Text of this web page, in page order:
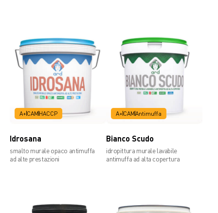
A+ CAM HACCP
Idrosana
smalto murale opaco antimuffa
ad alte prestazioni
A+ CAMAntimuffa
Bianco Scudo
idropittura murale lavabile
antimuffa ad alta copertura